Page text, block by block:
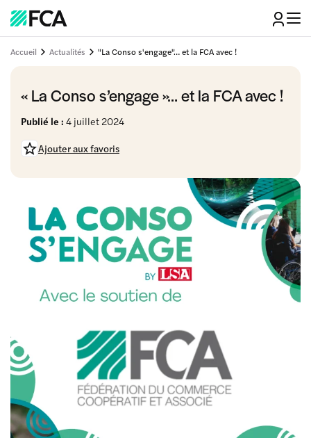
Accueil Actualités "La Conso s'engage"… et la FCA avec !
« La Conso s’engage »… et la FCA avec !
Publié le : 4 juillet 2024
Ajouter aux favoris